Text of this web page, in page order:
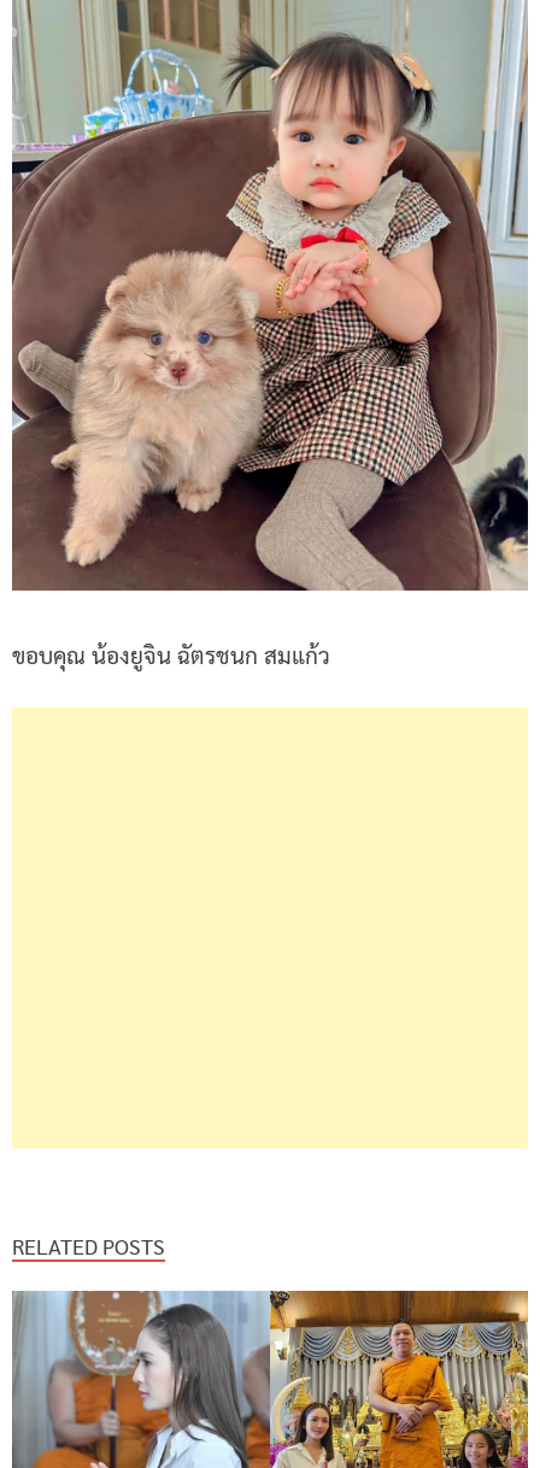
ขอบคุณ น้องยูจิน ฉัตรชนก สมแก้ว
RELATED POSTS